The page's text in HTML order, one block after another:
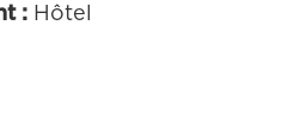
: Hôtel